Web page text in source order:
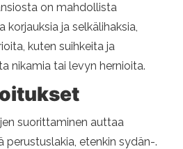
on mahdollista
korjauksia ja selkälihaksia,
kuten suihkeita ja
nikamia tai levyn hernioita.
suorittaminen auttaa
etenkin sydän-.